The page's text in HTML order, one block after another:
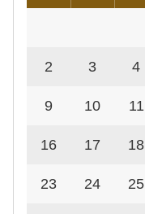
2 3 4
9 10 11
16 17 18
23 24 25